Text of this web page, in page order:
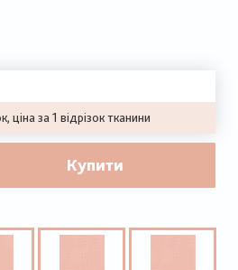
ціна за 1 відрізок тканини
Купити